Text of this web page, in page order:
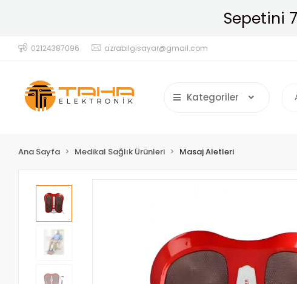
02124387096 azrabilgisayar@gmail.com
Kategoriler
Ana Sayfa Medikal Sağlık Ürünleri Masaj Aletleri